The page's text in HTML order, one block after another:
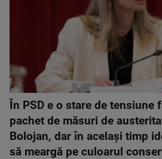
În PSD e o stare de tensiune
pachet de măsuri de
Bolojan, dar în acelaşi timp
să meargă pe culoarul